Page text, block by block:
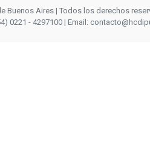
Aires | Todos los derechos
0221 - 4297100 | Email: